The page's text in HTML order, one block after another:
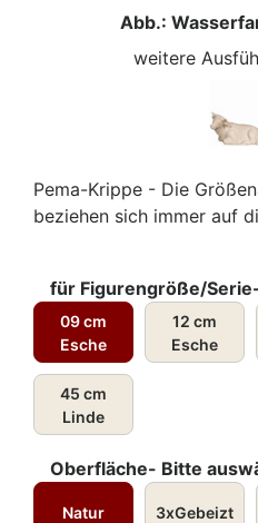
Abb.:
weitere
Pema-Krippe - Die
beziehen sich immer auf
für Figurengröße/
09 cm
Esche
12 cm
Esche
45 cm
Linde
Oberfläche- Bitte
Natur 3xGebeizt